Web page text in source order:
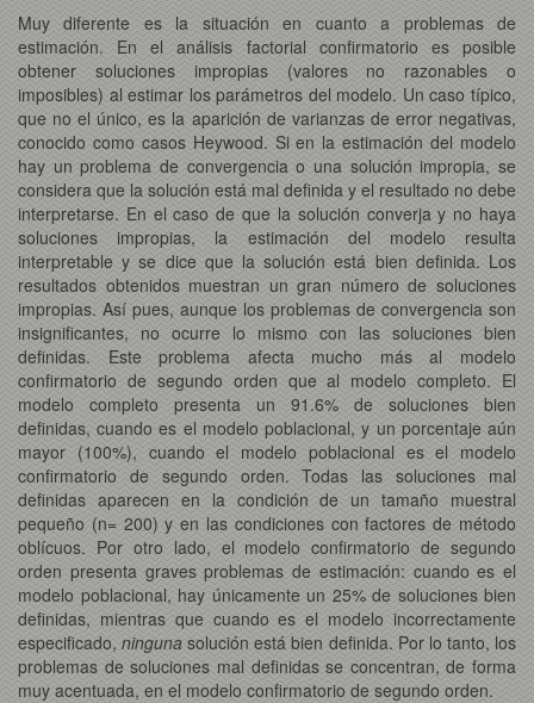
Muy diferente es la situación en cuanto a problemas de
estimación. En el análisis factorial confirmatorio es posible
obtener soluciones impropias (valores no razonables o
imposibles) al estimar los parámetros del modelo. Un caso típico,
que no el único, es la aparición de varianzas de error negativas,
conocido como casos Heywood. Si en la estimación del modelo
hay un problema de convergencia o una solución impropia, se
considera que la solución está mal definida y el resultado no debe
interpretarse. En el caso de que la solución converja y no haya
soluciones impropias, la estimación del modelo resulta
interpretable y se dice que la solución está bien definida. Los
resultados obtenidos muestran un gran número de soluciones
impropias. Así pues, aunque los problemas de convergencia son
insignificantes, no ocurre lo mismo con las soluciones bien
definidas. Este problema afecta mucho más al modelo
confirmatorio de segundo orden que al modelo completo. El
modelo completo presenta un 91.6% de soluciones bien
definidas, cuando es el modelo poblacional, y un porcentaje aún
mayor (100%), cuando el modelo poblacional es el modelo
confirmatorio de segundo orden. Todas las soluciones mal
definidas aparecen en la condición de un tamaño muestral
pequeño (n= 200) y en las condiciones con factores de método
oblícuos. Por otro lado, el modelo confirmatorio de segundo
orden presenta graves problemas de estimación: cuando es el
modelo poblacional, hay únicamente un 25% de soluciones bien
definidas, mientras que cuando es el modelo incorrectamente
especificado, ningunasolución está bien definida. Por lo tanto, los
problemas de soluciones mal definidas se concentran, de forma
muy acentuada, en el modelo confirmatorio de segundo orden.